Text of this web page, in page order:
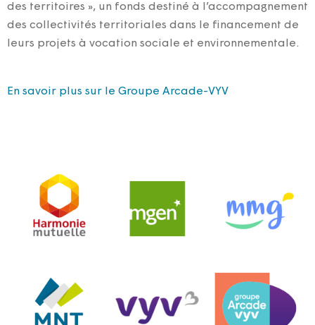
des territoires », un fonds destiné à l’accompagnement
des collectivités territoriales dans le financement de
leurs projets à vocation sociale et environnementale.
En savoir plus sur le Groupe Arcade-VYV